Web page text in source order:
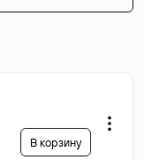
В корзину